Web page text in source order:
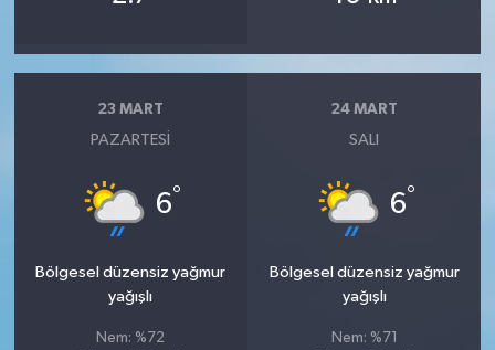
23 MART
PAZARTESI
6°
Bölgesel düzensiz yağmur
yağışlı
Nem: %72
24 MART
SALI
6°
Bölgesel düzensiz yağmur
yağışlı
Nem: %71